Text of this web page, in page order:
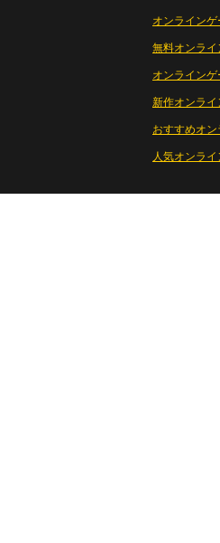
オンラインゲ
無料オンライ
オンライン
新作オンライ
おすすめオ
人気オンラ